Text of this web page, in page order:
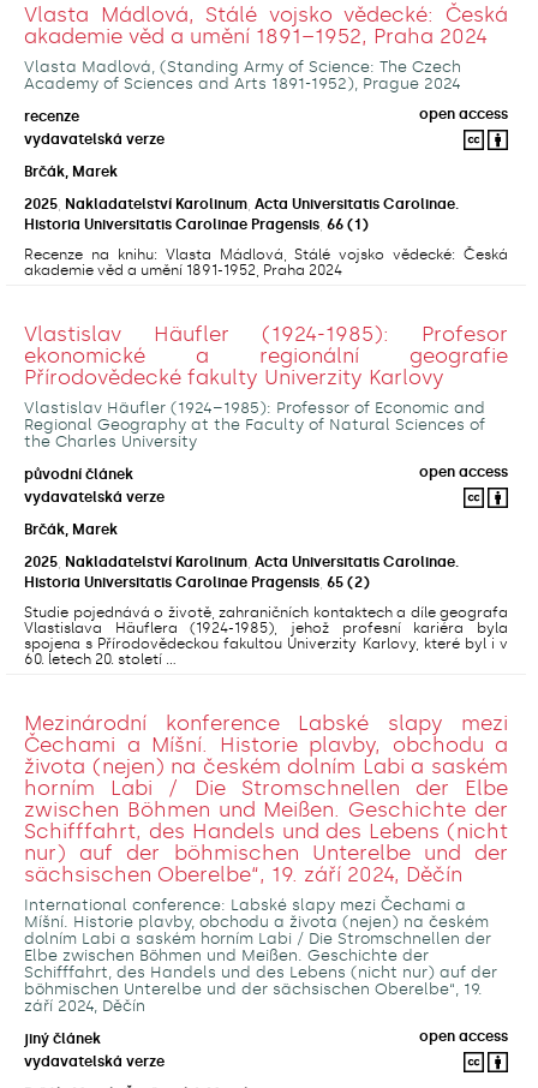
Vlasta Mádlová, Stálé vojsko vědecké: Česká
akademie věd a umění 1891–1952, Praha 2024
Vlasta Madlová, (Standing Army of Science: The Czech
Academy of Sciences and Arts 1891-1952), Prague 2024
recenze
open access
vydavatelská verze
Brčák, Marek
2025 Nakladatelství Karolinum Acta Universitatis Carolinae.
Historia Universitatis Carolinae Pragensis 66 (1)
Recenze na knihu: Vlasta Mádlová, Stálé vojsko vědecké: Česká
akademie věd a umění 1891-1952, Praha 2024
Vlastislav Häufler (1924-1985): Profesor
ekonomické a regionální geografie
Přírodovědecké fakulty Univerzity Karlovy
Vlastislav Häufler (1924–1985): Professor of Economic and
Regional Geography at the Faculty of Natural Sciences of
the Charles University
původní článek
open access
vydavatelská verze
Brčák, Marek
2025 Nakladatelství Karolinum Acta Universitatis Carolinae.
Historia Universitatis Carolinae Pragensis 65 (2)
Studie pojednává o životě, zahraničních kontaktech a díle geografa
Vlastislava Häuflera (1924-1985), jehož profesní kariéra byla
spojena s Přírodovědeckou fakultou Univerzity Karlovy, které byl i v
60. letech 20. století ...
Mezinárodní konference Labské slapy mezi
Čechami a Míšní. Historie plavby, obchodu a
života (nejen) na českém dolním Labi a saském
horním Labi / Die Stromschnellen der Elbe
zwischen Böhmen und Meißen. Geschichte der
Schifffahrt, des Handels und des Lebens (nicht
nur) auf der böhmischen Unterelbe und der
sächsischen Oberelbe“, 19. září 2024, Děčín
International conference: Labské slapy mezi Čechami a
Míšní. Historie plavby, obchodu a života (nejen) na českém
dolním Labi a saském horním Labi / Die Stromschnellen der
Elbe zwischen Böhmen und Meißen. Geschichte der
Schifffahrt, des Handels und des Lebens (nicht nur) auf der
böhmischen Unterelbe und der sächsischen Oberelbe“, 19.
září 2024, Děčín
jiný článek
open access
vydavatelská verze